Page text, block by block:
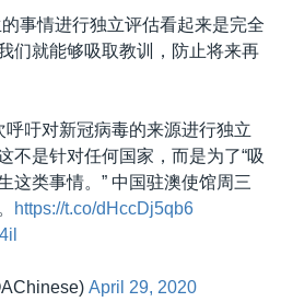
事情进行独立评估看起来是完全
们就能够吸取教训，防止将来再
吁对新冠病毒的来源进行独立
不是针对任何国家，而是为了“吸
这类事情。” 中国驻澳使馆周三
https://t.co/dHccDj5qb6
April 29, 2020